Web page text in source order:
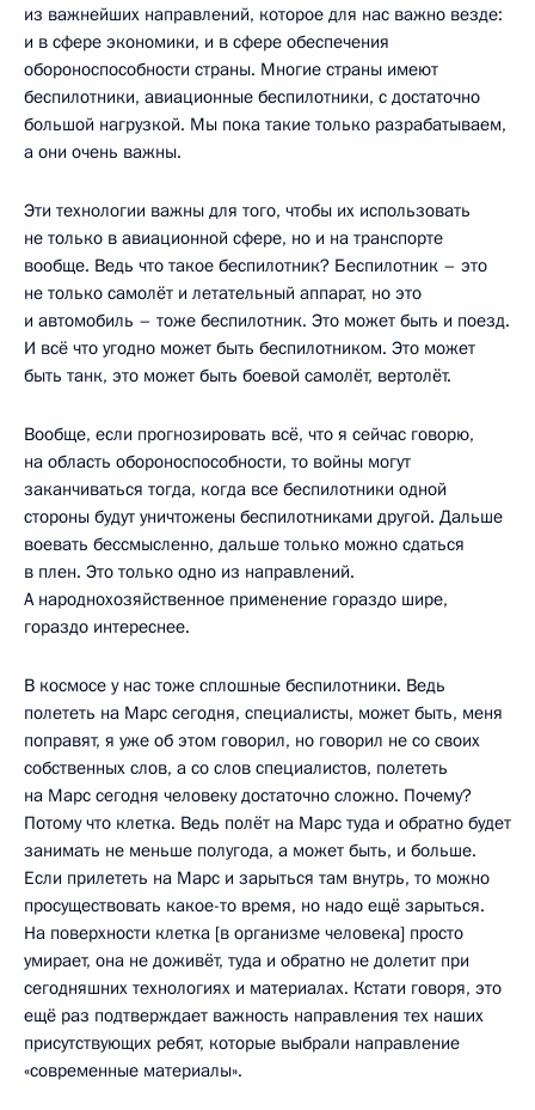
из важнейших направлений, которое для нас важно везде:
и в сфере экономики, и в сфере обеспечения
обороноспособности страны. Многие страны имеют
беспилотники, авиационные беспилотники, с достаточно
большой нагрузкой. Мы пока такие только разрабатываем,
а они очень важны.
Эти технологии важны для того, чтобы их использовать
не только в авиационной сфере, но и на транспорте
вообще. Ведь что такое беспилотник? Беспилотник – это
не только самолёт и летательный аппарат, но это
и автомобиль – тоже беспилотник. Это может быть и поезд.
И всё что угодно может быть беспилотником. Это может
быть танк, это может быть боевой самолёт, вертолёт.
Вообще, если прогнозировать всё, что я сейчас говорю,
на область обороноспособности, то войны могут
заканчиваться тогда, когда все беспилотники одной
стороны будут уничтожены беспилотниками другой. Дальше
воевать бессмысленно, дальше только можно сдаться
в плен. Это только одно из направлений.
А народнохозяйственное применение гораздо шире,
гораздо интереснее.
В космосе у нас тоже сплошные беспилотники. Ведь
полететь на Марс сегодня, специалисты, может быть, меня
поправят, я уже об этом говорил, но говорил не со своих
собственных слов, а со слов специалистов, полететь
на Марс сегодня человеку достаточно сложно. Почему?
Потому что клетка. Ведь полёт на Марс туда и обратно будет
занимать не меньше полугода, а может быть, и больше.
Если прилететь на Марс и зарыться там внутрь, то можно
просуществовать какое-то время, но надо ещё зарыться.
На поверхности клетка [в организме человека] просто
умирает, она не доживёт, туда и обратно не долетит при
сегодняшних технологиях и материалах. Кстати говоря, это
ещё раз подтверждает важность направления тех наших
присутствующих ребят, которые выбрали направление
«современные материалы».